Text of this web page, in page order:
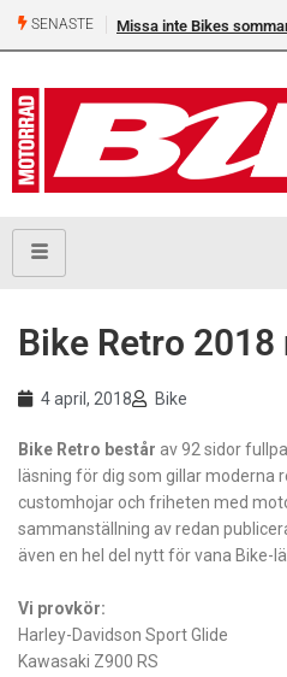
SENASTE Missa inte Bikes
Bike Retro
4 april, 2018 Bike
Bike Retro består av 92 sidor
läsning för dig som gillar moderna
customhojar och friheten med
sammanställning av redan
även en hel del nytt för vana Bike-
Vi provkör:
Harley-Davidson Sport Glide
Kawasaki Z900 RS